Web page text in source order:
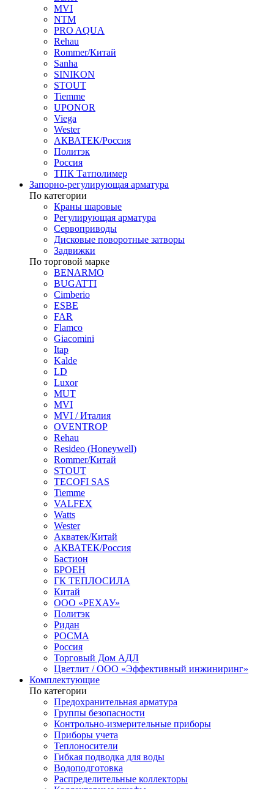
MVI
NTM
PRO AQUA
Rehau
Rommer/Китай
Sanha
SINIKON
STOUT
Tiemme
UPONOR
Viega
Wester
АКВАТЕК/Россия
Политэк
Россия
ТПК Татполимер
Запорно-регулирующая арматура
По категории
Краны шаровые
Регулирующая арматура
Сервоприводы
Дисковые поворотные затворы
Задвижки
По торговой марке
BENARMO
BUGATTI
Cimberio
ESBE
FAR
Flamco
Giacomini
Itap
Kalde
LD
Luxor
MUT
MVI
MVI / Италия
OVENTROP
Rehau
Resideo (Honeywell)
Rommer/Китай
STOUT
TECOFI SAS
Tiemme
VALFEX
Watts
Wester
Акватек/Китай
АКВАТЕК/Россия
Бастион
БРОЕН
ГК ТЕПЛОСИЛА
Китай
ООО «РЕХАУ»
Политэк
Ридан
РОСМА
Россия
Торговый Дом АДЛ
Цветлит / ООО «Эффективный инжиниринг»
Комплектующие
По категории
Предохранительная арматура
Группы безопасности
Контрольно-измерительные приборы
Приборы учета
Теплоносители
Гибкая подводка для воды
Водоподготовка
Распределительные коллекторы